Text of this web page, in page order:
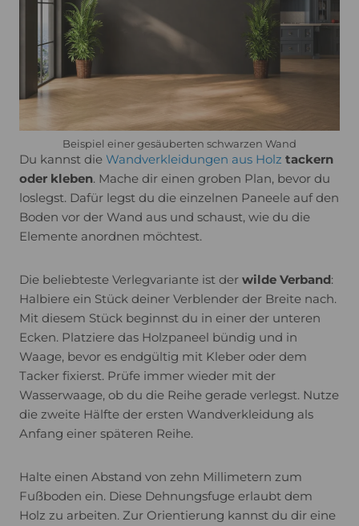
Beispiel einer gesäuberten schwarzen Wand
Du kannst die Wandverkleidungen aus Holz tackern
oder kleben. Mache dir einen groben Plan, bevor du
loslegst. Dafür legst du die einzelnen Paneele auf den
Boden vor der Wand aus und schaust, wie du die
Elemente anordnen möchtest.
Die beliebteste Verlegvariante ist der wilde Verband:
Halbiere ein Stück deiner Verblender der Breite nach.
Mit diesem Stück beginnst du in einer der unteren
Ecken. Platziere das Holzpaneel bündig und in
Waage, bevor es endgültig mit Kleber oder dem
Tacker fixierst. Prüfe immer wieder mit der
Wasserwaage, ob du die Reihe gerade verlegst. Nutze
die zweite Hälfte der ersten Wandverkleidung als
Anfang einer späteren Reihe.
Halte einen Abstand von zehn Millimetern zum
Fußboden ein. Diese Dehnungsfuge erlaubt dem
Holz zu arbeiten. Zur Orientierung kannst du dir eine